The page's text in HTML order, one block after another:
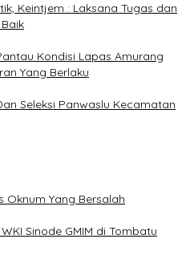
Keintjem : Laksana Tugas dan
Kondisi Lapas Amurang
Yang Berlaku
Seleksi Panwaslu Kecamatan
Oknum Yang Bersalah
Sinode GMIM di Tombatu